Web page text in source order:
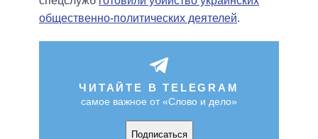
общественно-политических деятелей.
ЧИТАЙТЕ В TELEGRAM
самое важное от «Слово и дело»
Подписаться